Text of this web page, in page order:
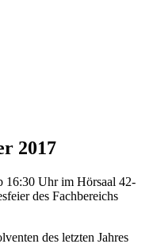
2017
16:30 Uhr im Hörsaal 42-
des Fachbereichs
des letzten Jahres